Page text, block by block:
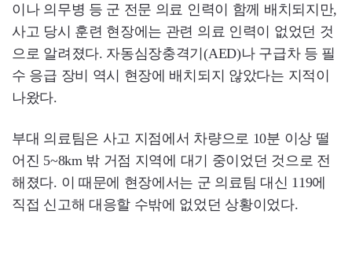
이나 의무병 등 군 전문 의료 인력이 함께 배치되지만,
사고 당시 훈련 현장에는 관련 의료 인력이 없었던 것
으로 알려졌다. 자동심장충격기(AED)나 구급차 등 필
수 응급 장비 역시 현장에 배치되지 않았다는 지적이
나왔다.
부대 의료팀은 사고 지점에서 차량으로 10분 이상 떨
어진 5~8km 밖 거점 지역에 대기 중이었던 것으로 전
해졌다. 이 때문에 현장에서는 군 의료팀 대신 119에
직접 신고해 대응할 수밖에 없었던 상황이었다.